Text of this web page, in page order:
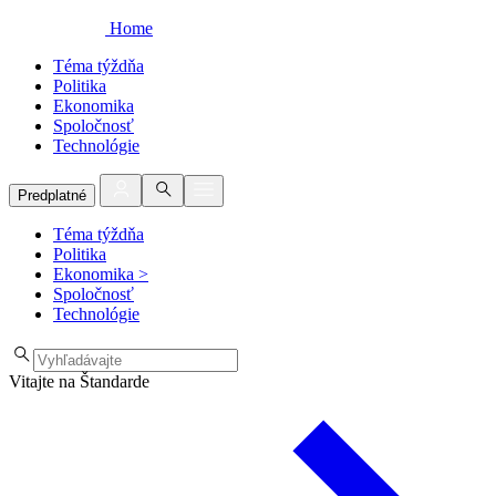
Home
Téma týždňa
Politika
Ekonomika
Spoločnosť
Technológie
Predplatné
Téma týždňa
Politika
Ekonomika >
Spoločnosť
Technológie
Vitajte na Štandarde